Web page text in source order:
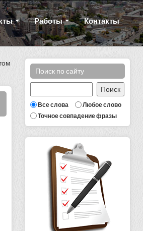
Работы Контакты
Поиск по сайту
Все слова
Любое слово
Точное совпадение фразы